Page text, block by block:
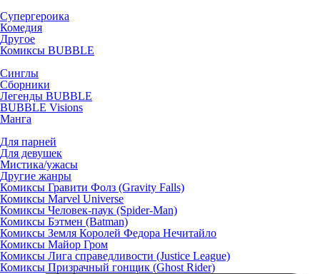
Супергероика
Комедия
Другое
Комиксы BUBBLE
Синглы
Сборники
Легенды BUBBLE
BUBBLE Visions
Манга
Для парней
Для девушек
Мистика/ужасы
Другие жанры
Комиксы Гравити Фолз (Gravity Falls)
Комиксы Marvel Universe
Комиксы Человек-паук (Spider-Man)
Комиксы Бэтмен (Batman)
Комиксы Земля Королей Федора Нечитайло
Комиксы Майор Гром
Комиксы Лига справедливости (Justice League)
Комиксы Призрачный гонщик (Ghost Rider)